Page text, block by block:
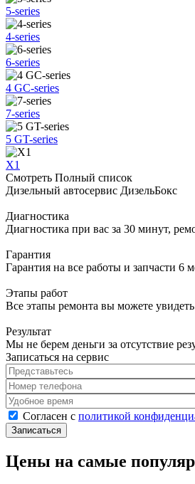
5-series
4-series
6-series
4 GC-series
7-series
5 GT-series
X1
Смотреть Полный список
Дизельный автосервис ДизельБокс
Диагностика
Диагностика при вас за 30 минут,
Гарантия
Гарантия на все работы и запчасти 6
Этапы работ
Все этапы ремонта вы можете
Результат
Мы не берем деньги за отсутствие
Записаться на сервис
Представьтесь
Номер телефона
Удобное время
Согласен с политикой
Согласен с политикой
Цены на самые